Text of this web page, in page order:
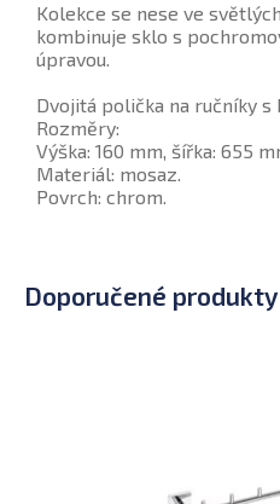
Kolekce se nese ve
kombinuje sklo s
úpravou.
Dvojitá polička na ručníky s
Rozměry:
Výška: 160 mm, šířka: 655
Materiál: mosaz.
Povrch: chrom.
Doporučené produkty